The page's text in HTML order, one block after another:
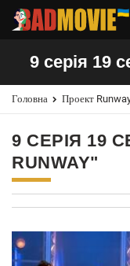
9 серія 19
Головна Проект
9 СЕРІЯ 19
RUNWAY"